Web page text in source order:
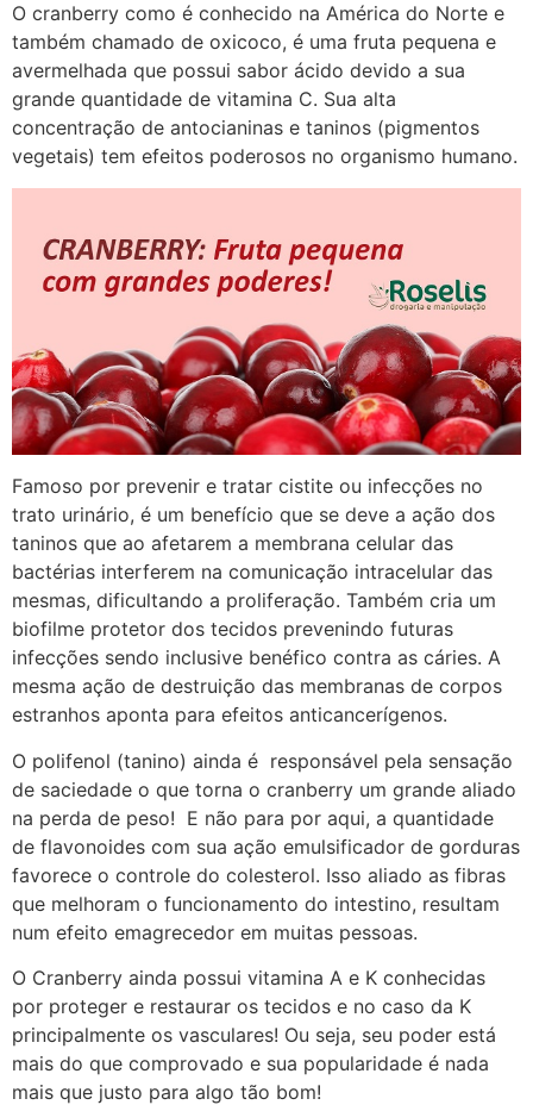
O cranberry como é conhecido na América do Norte e
também chamado de oxicoco, é uma fruta pequena e
avermelhada que possui sabor ácido devido a sua
grande quantidade de vitamina C. Sua alta
concentração de antocianinas e taninos (pigmentos
vegetais) tem efeitos poderosos no organismo humano.
Famoso por prevenir e tratar cistite ou infecções no
trato urinário, é um benefício que se deve a ação dos
taninos que ao afetarem a membrana celular das
bactérias interferem na comunicação intracelular das
mesmas, dificultando a proliferação. Também cria um
biofilme protetor dos tecidos prevenindo futuras
infecções sendo inclusive benéfico contra as cáries. A
mesma ação de destruição das membranas de corpos
estranhos aponta para efeitos anticancerígenos.
O polifenol (tanino) ainda é responsável pela sensação
de saciedade o que torna o cranberry um grande aliado
na perda de peso! E não para por aqui, a quantidade
de flavonoides com sua ação emulsificador de gorduras
favorece o controle do colesterol. Isso aliado as fibras
que melhoram o funcionamento do intestino, resultam
num efeito emagrecedor em muitas pessoas.
O Cranberry ainda possui vitamina A e K conhecidas
por proteger e restaurar os tecidos e no caso da K
principalmente os vasculares! Ou seja, seu poder está
mais do que comprovado e sua popularidade é nada
mais que justo para algo tão bom!